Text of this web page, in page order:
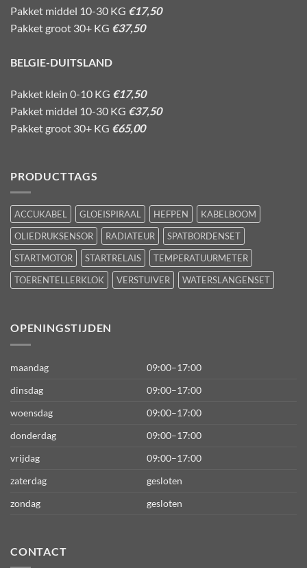
Pakket middel 10-30 KG €17,50
Pakket groot 30+ KG €37,50
BELGIE-DUITSLAND
Pakket klein 0-10 KG €17,50
Pakket middel 10-30 KG €37,50
Pakket groot 30+ KG €65,00
PRODUCTTAGS
ACCUKABEL GLOEISPIRAAL HEFPEN
KABELBOOM
OLIEDRUKSENSOR
RADIATEUR
SPATBORDENSET
STARTMOTOR
STARTRELAIS
TEMPERATUURMETER
TOERENTELLERKLOK
VERSTUIVER WATERSLANGENSET
OPENINGSTIJDEN
maandag
09:00–17:00
dinsdag
09:00–17:00
woensdag
09:00–17:00
donderdag
09:00–17:00
vrijdag
09:00–17:00
zaterdag
gesloten
zondag
gesloten
CONTACT